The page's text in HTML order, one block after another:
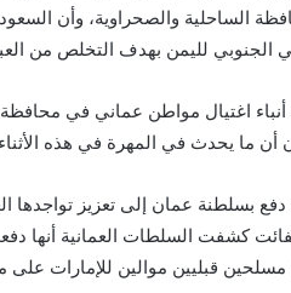
الساحلية والصحراوية، وأن
الجنوبي لليمن بهدف التخلص من
أنباء اغتيال مواطن عماني في
أن ما يحدث في المهرة في هذه
بسلطنة عمان إلى تعزيز تواجدها
كشفت السلطات العمانية أنها
قبليين موالين للإمارات